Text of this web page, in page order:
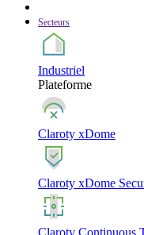
Secteurs
Industriel
Plateforme
Claroty xDome
Claroty xDome
Claroty Continuous